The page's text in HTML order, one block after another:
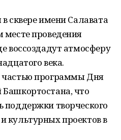
сквере имени Салавата
месте проведения
воссоздадут атмосферу
века.
частью программы Дня
что
поддержки творческого
культурных проектов в